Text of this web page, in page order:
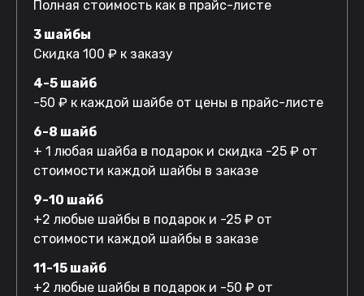
Полная стоимость как в прайс-листе
3 шайбы
Скидка 100 ₽ к заказу
4-5 шайб
-50 ₽ к каждой шайбе от цены в прайс-листе
6-8 шайб
+ 1 любая шайба в подарок и скидка -25 ₽ от
стоимости каждой шайбы в заказе
9-10 шайб
+2 любые шайбы в подарок и -25 ₽ от
стоимости каждой шайбы в заказе
11-15 шайб
+2 любые шайбы в подарок и -50 ₽ от